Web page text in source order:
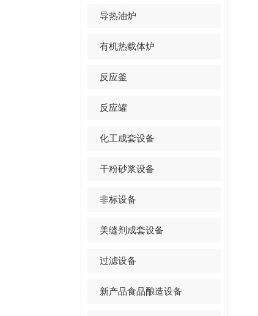
导热油炉
有机热载体炉
反应釜
反应罐
化工成套设备
干粉砂浆设备
非标设备
美缝剂成套设备
过滤设备
新产品食品酿造设备